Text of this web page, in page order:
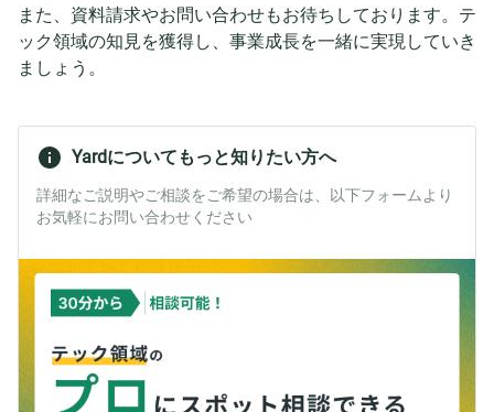
また、資料請求やお問い合わせもお待ちしております。テ
ック領域の知見を獲得し、事業成長を一緒に実現していき
ましょう。
Yardについてもっと知りたい方へ
詳細なご説明やご相談をご希望の場合は、以下フォームより
お気軽にお問い合わせください